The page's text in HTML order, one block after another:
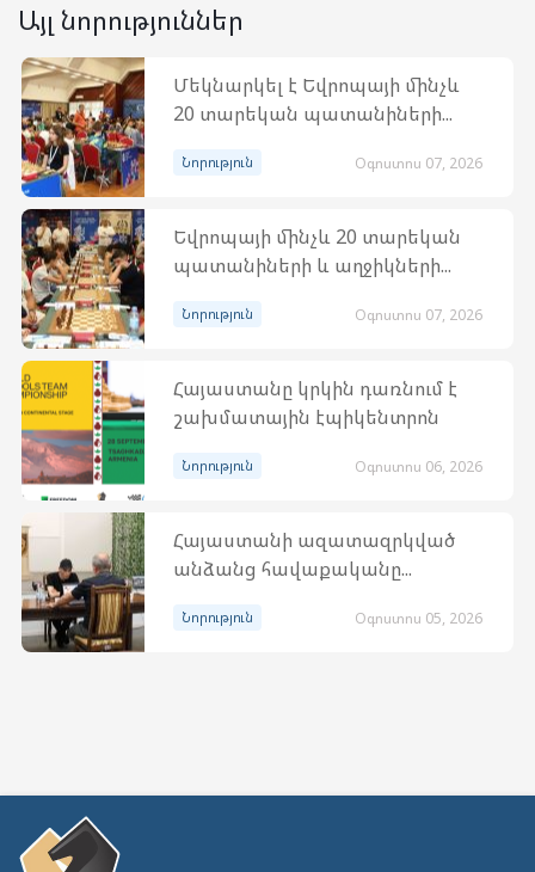
Այլ նորություններ
Մեկնարկել է Եվրոպայի մինչև
20 տարեկան պատանիների...
Նորություն Օգոստոս 07, 2026
Եվրոպայի մինչև 20 տարեկան
պատանիների և աղջիկների...
Նորություն Օգոստոս 07, 2026
Հայաստանը կրկին դառնում է
շախմատային էպիկենտրոն
Նորություն Օգոստոս 06, 2026
Հայաստանի ազատազրկված
անձանց հավաքականը...
Նորություն Օգոստոս 05, 2026